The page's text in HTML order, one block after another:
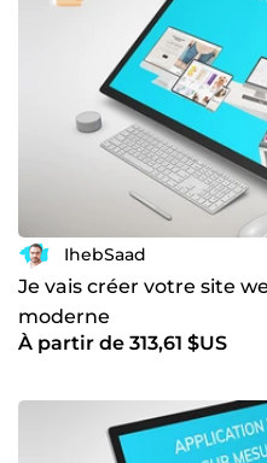
IhebSaad
Je vais créer votre site
moderne
À partir de 313,61 $US